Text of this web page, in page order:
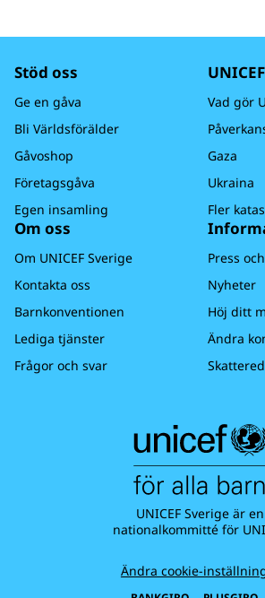
Stöd oss
Ge en gåva
Bli Världsförälder
Gåvoshop
Företagsgåva
Egen insamling
Vad gör
Gaza
Ukraina
Fler
Om oss
Om UNICEF Sverige
Kontakta oss
Barnkonventionen
Lediga tjänster
Frågor och svar
Press
Nyheter
Höj ditt
Ändra
UNICEF Sverige är en
nationalkommitté för
Ändra cookie-